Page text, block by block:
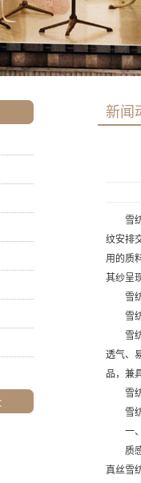
新闻
雪纺
纹安排
用的质
其纱呈
雪纺
雪纺
雪纺
透气、
品，兼
雪纺
雪纺
一、
质感
真丝雪